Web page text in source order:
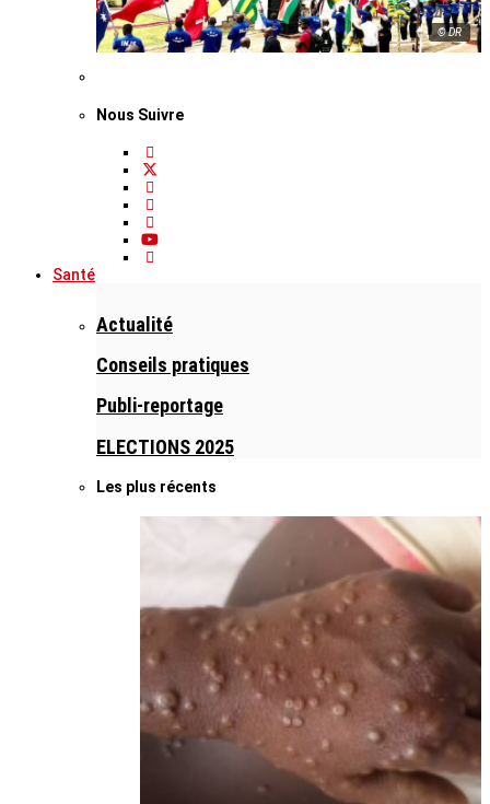
© DR
Nous Suivre
Santé
Actualité
Conseils pratiques
Publi-reportage
ELECTIONS 2025
Les plus récents